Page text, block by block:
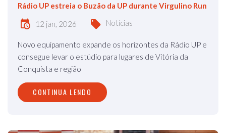
Rádio UP estreia o Buzão da UP durante Virgulino Run
12 jan, 2026 Notícias
Novo equipamento expande os horizontes da Rádio UP e
consegue levar o estúdio para lugares de Vitória da
Conquista e região
CONTINUA LENDO